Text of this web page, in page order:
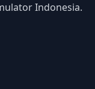
Indonesia.